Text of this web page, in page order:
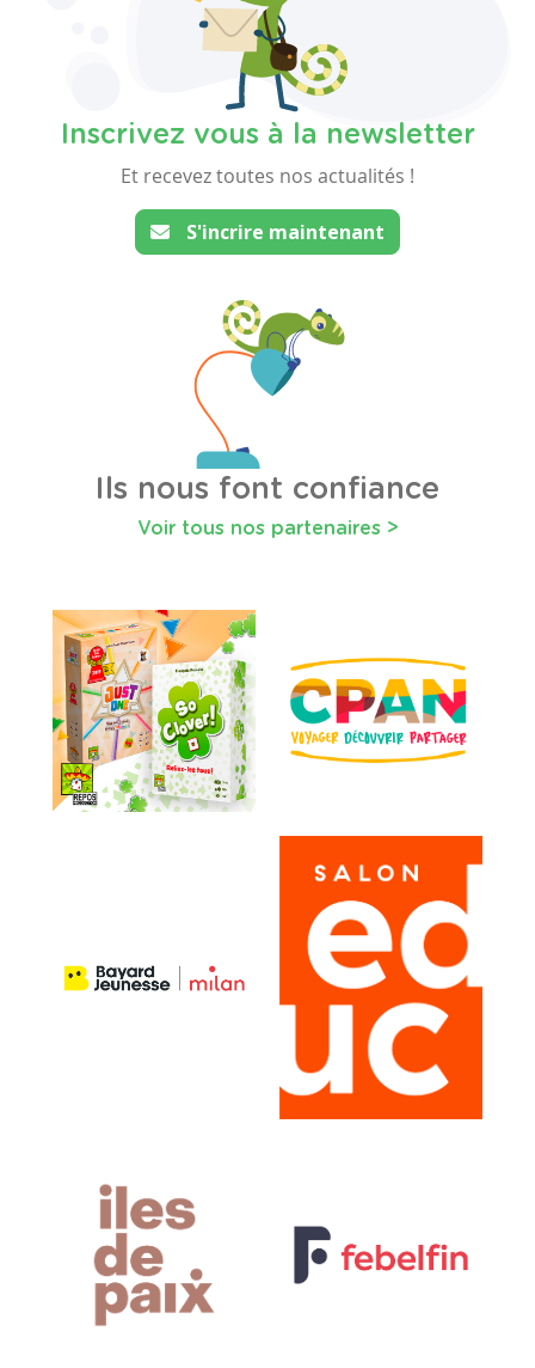
Inscrivez vous à la newsletter
Et recevez toutes nos actualités !
S'incrire maintenant
Ils nous font confiance
Voir tous nos partenaires >